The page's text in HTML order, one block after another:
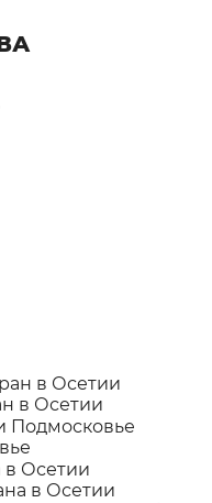
в Осетии
в Осетии